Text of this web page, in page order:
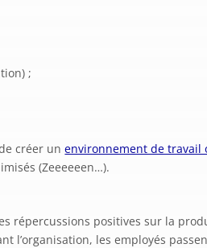
;
créer unenvironnement de travail
(Zeeeeeen…).
répercussions positives sur la
l’organisation, les employés